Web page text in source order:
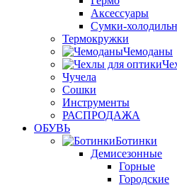
Аксессуары
Сумки-
Термокружки
Чемоданы
Чучела
Сошки
Инструменты
РАСПРОДАЖА
ОБУВЬ
Ботинки
Демисезонные
Горные
Городские